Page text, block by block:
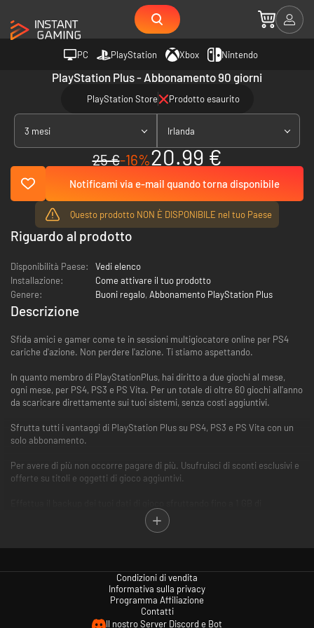
PC PlayStation Xbox Nintendo
PlayStation Plus - Abbonamento 90 giorni
PlayStation Store Prodotto esaurito
3 mesi Irlanda
25 €-16%20.99 €
Notificami via e-mail quando torna disponibile
Questo prodotto NON È DISPONIBILE nel tuo Paese
Riguardo al prodotto
Disponibilità Paese:
Vedi elenco
Installazione:
Come attivare il tuo prodotto
Genere:
Buoni regalo, Abbonamento PlayStation Plus
Descrizione
Sfida amici e gamer come te in sessioni multigiocatore online per PS4
cariche d'azione. Non perdere l'azione. Ti stiamo aspettando.
In quanto membro di PlayStationPlus, hai diritto a due giochi al mese,
ogni mese, per PS4, PS3 e PS Vita. Per un totale di oltre 60 giochi all'anno
da scaricare direttamente sui tuoi sistemi, senza costi aggiuntivi.
Sfrutta tutti i vantaggi di PlayStation Plus su PS4, PS3 e PS Vita con un
solo abbonamento.
Per avere di più non occorre pagare di più. Usufruisci di sconti esclusivi e
offerte su titoli e oggetti di gioco aggiuntivi.
archiviazione per ciascun sistema. Qualunque cosa accada, i tuoi
Condizioni di vendita
Informativa sulla privacy
Programma Affiliazione
Contatti
Il nostro Server Discord e Bot